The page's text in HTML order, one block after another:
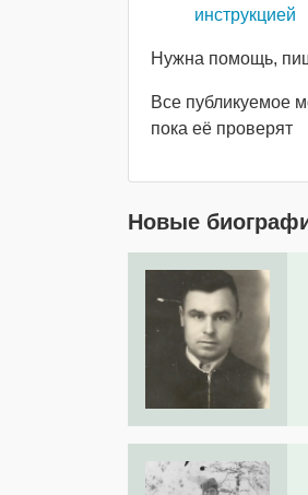
инструкцией
Нужна помощь,
Все публикуемое
пока её проверят
Новые